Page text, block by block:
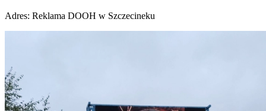
Adres: Reklama DOOH w Szczecineku